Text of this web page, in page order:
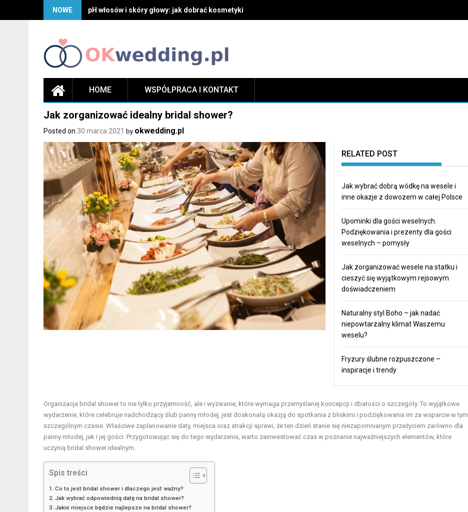
NOWE pH włosów i skóry głowy: jak dobrać kosmetyki i unikać najczęstszych błędów w pielęgnacji
HOME WSPÓŁPRACA I KONTAKT
Jak zorganizować idealny bridal shower?
Posted on 30 marca 2021 by okwedding.pl
RELATED POST
Jak wybrać dobrą wódkę na wesele i
inne okazje z dowozem w całej Polsce
Upominki dla gości weselnych.
Podziękowania i prezenty dla gości
weselnych – pomysły
Jak zorganizować wesele na statku i
cieszyć się wyjątkowym rejsowym
doświadczeniem
Naturalny styl Boho – jak nadać
niepowtarzalny klimat Waszemu
weselu?
Fryzury ślubne rozpuszczone –
inspiracje i trendy
Organizacja bridal shower to nie tylko przyjemność, ale i wyzwanie, które wymaga przemyślanej koncepcji i dbałości o szczegóły. To wyjątkowe
wydarzenie, które celebruje nadchodzący ślub panny młodej, jest doskonałą okazją do spotkania z bliskimi i podziękowania im za wsparcie w tym
szczególnym czasie. Właściwe zaplanowanie daty, miejsca oraz atrakcji sprawi, że ten dzień stanie się niezapomnianym przeżyciem zarówno dla
panny młodej, jak i jej gości. Przygotowując się do tego wydarzenia, warto zainwestować czas w poznanie najważniejszych elementów, które
uczynią bridal shower idealnym.
Spis treści
Co to jest bridal shower i dlaczego jest ważny?
Jak wybrać odpowiednią datę na bridal shower?
Jakie miejsce będzie najlepsze na bridal shower?